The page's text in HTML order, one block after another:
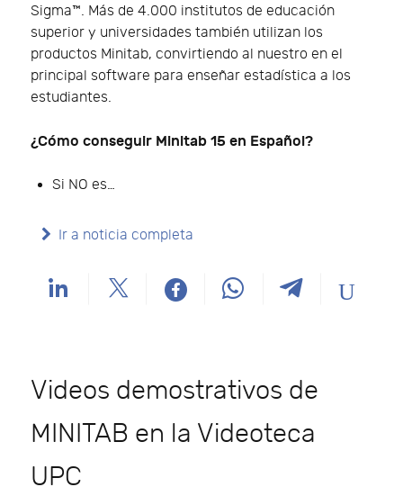
Sigma™. Más de 4.000 institutos de educación
superior y universidades también utilizan los
productos Minitab, convirtiendo al nuestro en el
principal software para enseñar estadística a los
estudiantes.
¿Cómo conseguir Minitab 15 en Español?
Si NO es…
Ir a noticia completa
Videos demostrativos de
MINITAB en la Videoteca
UPC